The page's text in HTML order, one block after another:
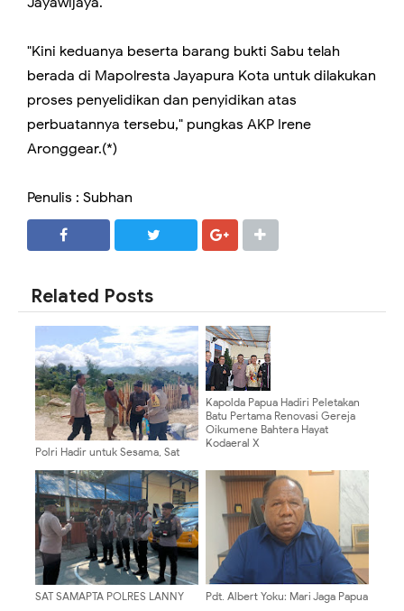
"Kini keduanya beserta barang bukti Sabu telah
berada di Mapolresta Jayapura Kota untuk dilakukan
proses penyelidikan dan penyidikan atas
perbuatannya tersebu," pungkas AKP Irene
Aronggear.(*)
Penulis : Subhan
Related Posts
Polri Hadir untuk Sesama, Sat
Tengah Berikan Dukungan Untuk
Gereja Katolik Santo Yusuf
Kapolda Papua Hadiri Peletakan
Batu Pertama Renovasi Gereja
Oikumene Bahtera Hayat
Kodaeral X
SAT SAMAPTA POLRES LANNY
Pdt. Albert Yoku: Mari Jaga Papua